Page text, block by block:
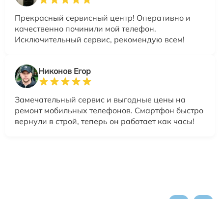
Прекрасный сервисный центр! Оперативно и
качественно починили мой телефон.
Исключительный сервис, рекомендую всем!
Никонов Егор
Замечательный сервис и выгодные цены на
ремонт мобильных телефонов. Смартфон быстро
вернули в строй, теперь он работает как часы!